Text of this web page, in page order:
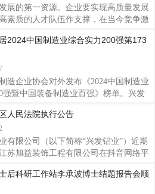
17级以上。海南作为兴发铝业在全国销
一个站点，在超强台风的摧残下，海南
一片残局的景象中，风雨洗礼出真正过
台风登陆地海南使用兴发铝业产
展的第一资源。企业要实现高质量发展
素质的人才队伍作支撑，在当今竞争激
铝业经过40年的发展，培养了一支多层
人才队伍，为企业的高质量发展注入了
得了广泛的社会赞誉和良好信誉。一直
业秉持“以人为本、以诚取信、以质取
，坚信“人才，是兴发之本”，注重顶层
作，通过一系列举措，致力于打造一支
创新精神的团队，以进一步
2024中国制造业综合实力200强第173
造企业协会对外发布《2024中国制造业
强暨中国装备制造业百强》榜单。兴发
造业综合实力200强第173位和2024中国
强第94位，彰显了兴发铝业在中国铝
先进地位。据悉，此次榜单的发布是中
会对我国制造业企业进行全面、科学、
据采集与深入分析，严格按照营业收
、利润总额、所有者权益、研发投入、
人民法院执行公告
有限公司（以下简称“兴发铝业”）近期
苏旭益装饰工程有限公司在抖音网络平
营造清朗健康的市场环境，兴发铝业已
，现将法院判决内容《佛山市三水区人
后科研工作站李承波博士结题报告会顺